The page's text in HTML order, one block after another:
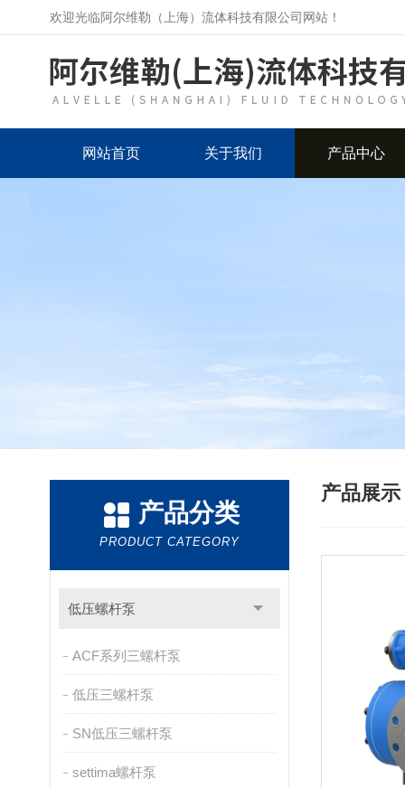
欢迎光临阿尔维勒（上海）流体科技有限公司网站！
网站首页 关于我们 产品中心
产品分类
PRODUCT CATEGORY
低压螺杆泵
ACF系列三螺杆泵
低压三螺杆泵
SN低压三螺杆泵
settima螺杆泵
产品展示